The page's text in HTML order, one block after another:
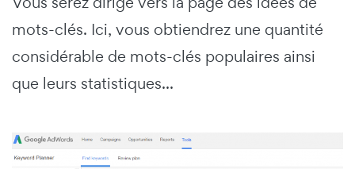
mots-clés. Ici, vous obtiendrez une quantité
considérable de mots-clés populaires ainsi
que leurs statistiques...